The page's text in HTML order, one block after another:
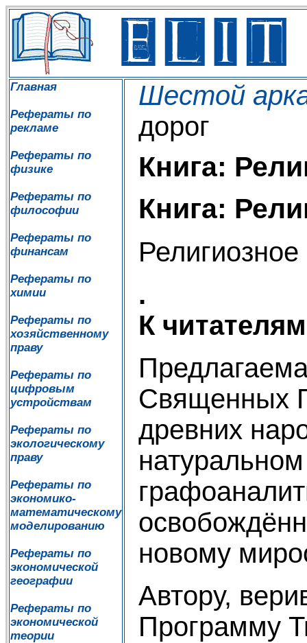
Главная
Рефераты по
рекламе
Рефераты по
физике
Рефераты по
философии
Рефераты по
финансам
Рефераты по
химии
Рефераты по
хозяйственному
праву
Рефераты по
цифровым
устройствам
Рефераты по
экологическому
праву
Рефераты по
экономико-
математическому
моделированию
Рефераты по
экономической
географии
Рефераты по
экономической
теории
Шестой
дорог
Книга:
Книга:
.
К читателям
Священных
древних
новому
Автору,
Программу